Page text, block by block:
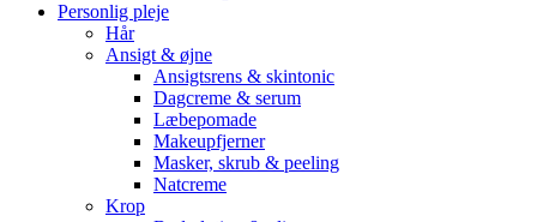
Personlig pleje
Hår
Ansigt & øjne
Ansigtsrens & skintonic
Dagcreme & serum
Læbepomade
Makeupfjerner
Masker, skrub & peeling
Natcreme
Krop